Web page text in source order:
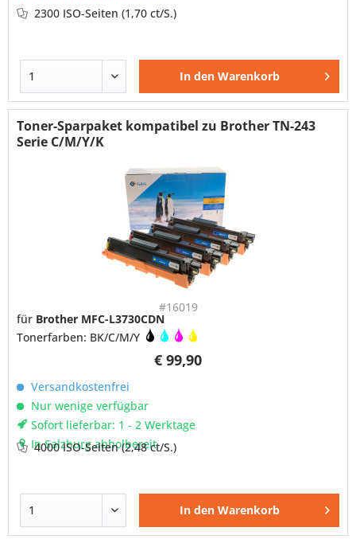
2300 ISO-Seiten(1,70 ct/S.)
In den Warenkorb
Toner-Sparpaket kompatibel zu Brother TN-243
Serie C/M/Y/K
#16019
€ 99,90
für Brother MFC-L3730CDN
Tonerfarben: BK/C/M/Y
Versandkostenfrei
Nur wenige verfügbar
Sofort lieferbar: 1 - 2 Werktage
In Salzburg abholbereit
4000 ISO-Seiten(2,48 ct/S.)
In den Warenkorb